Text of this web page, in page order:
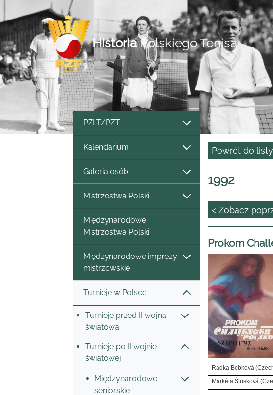
HistoriaPolskiego Tenisa
PZLT/PZT
Kalendarium
Galeria osób
Mistrzostwa Polski
Międzynarodowe
Mistrzostwa Polski
Międzynarodowe imprezy
mistrzowskie
Turnieje w Polsce
Turnieje przed II wojną
światową
Turnieje po II wojnie
światowej
Międzynarodowe
seniorskie
Powrót do listy
1992
< Zobacz
Prokom
Radka Bobková
Markéta Štusková